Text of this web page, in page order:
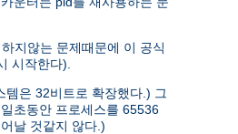
지않는 문제때문에 이 공식
시작한다).
은 32비트로 확장했다.) 그
초동안 프로세스를 65536
날 것같지 않다.)